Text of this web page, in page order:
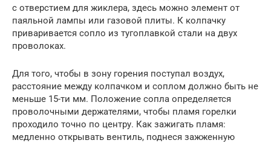
с отверстием для жиклера, здесь можно элемент от
паяльной лампы или газовой плиты. К колпачку
приваривается сопло из тугоплавкой стали на двух
проволоках.
Для того, чтобы в зону горения поступал воздух,
расстояние между колпачком и соплом должно быть не
меньше 15-ти мм. Положение сопла определяется
проволочными держателями, чтобы пламя горелки
проходило точно по центру. Как зажигать пламя:
медленно открывать вентиль, поднеся зажженную